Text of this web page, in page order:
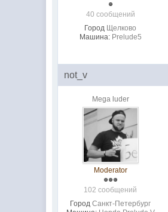
40 сообщений
Город Щелково
Машина: Prelude5
not_v
Mega luder
Moderator
102 сообщений
Город Санкт-Петербург